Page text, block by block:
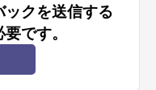
クを送信する
です。